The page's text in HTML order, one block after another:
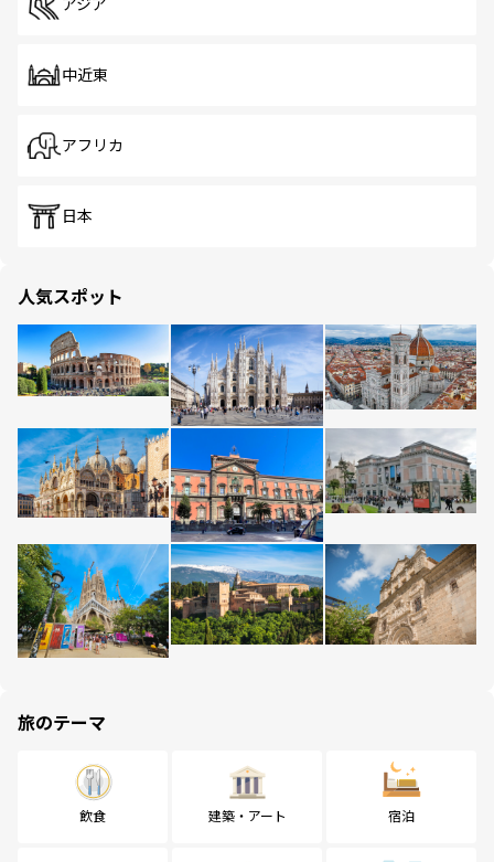
アジア
中近東
アフリカ
日本
人気スポット
旅のテーマ
飲食 建築・アート 宿泊